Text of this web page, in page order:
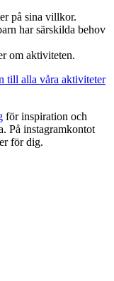
på sina villkor.
har särskilda behov
om aktiviteten.
till alla våra aktiviteter
för inspiration och
På instagramkontot
för dig.